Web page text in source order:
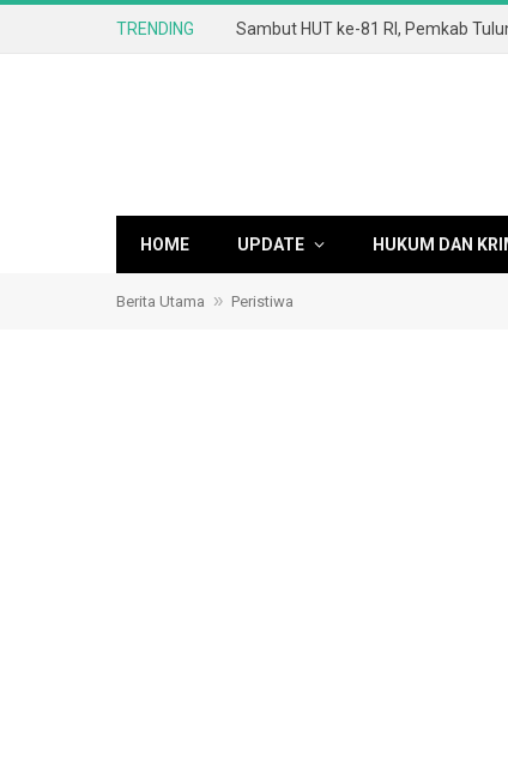
TRENDING
HOME UPDATE HUKUM DAN
Berita Utama » Peristiwa